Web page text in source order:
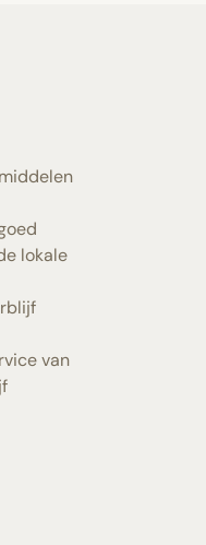
lokale
van